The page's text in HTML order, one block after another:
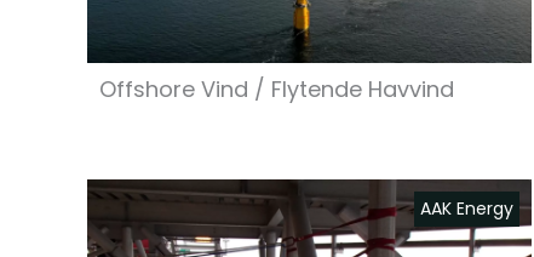
Offshore Vind / Flytende Havvind
AAK Energy